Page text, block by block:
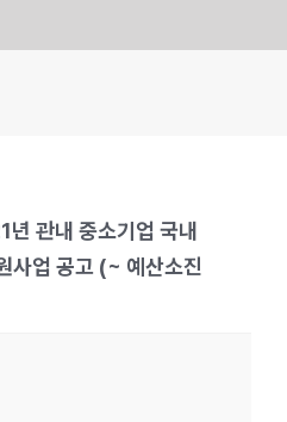
관내 중소기업 국내
사업 공고 (~ 예산소진